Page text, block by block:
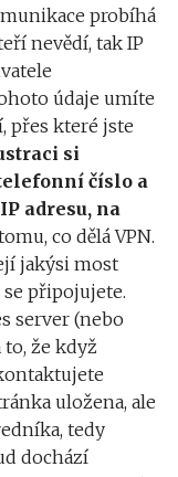
probíhá
nevědí, tak IP
údaje umíte
přes které jste
si
číslo a
adresu, na
co dělá VPN.
jakýsi most
připojujete.
server (nebo
že když
uložena, ale
tedy
dochází